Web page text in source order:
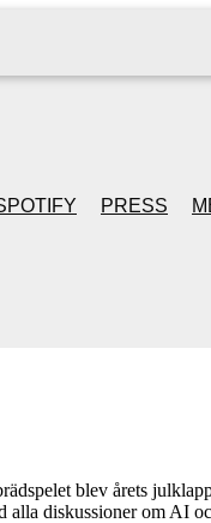
PRESS
blev årets
alla diskussioner om AI